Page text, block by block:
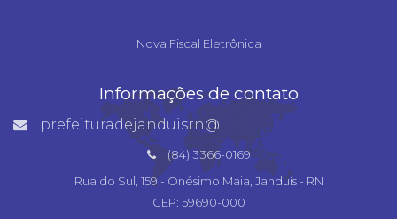
Nova Fiscal Eletrônica
Informações de contato
prefeituradejanduisrn@gmail.com
(84) 3366-0169
Rua do Sul, 159 - Onésimo Maia, Janduís - RN
CEP: 59690-000